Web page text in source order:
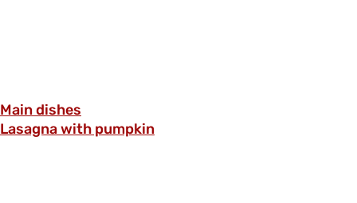
Main dishes
Lasagna with pumpkin